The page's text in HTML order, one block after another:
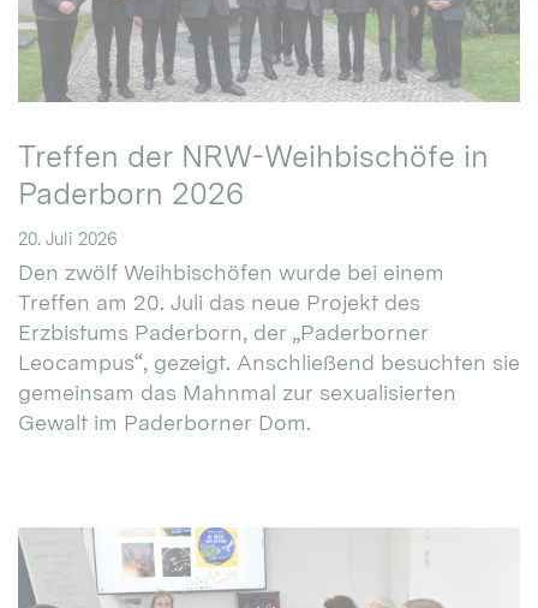
Treffen der NRW-Weihbischöfe in
Paderborn 2026
20. Juli 2026
Den zwölf Weihbischöfen wurde bei einem
Treffen am 20. Juli das neue Projekt des
Erzbistums Paderborn, der „Paderborner
Leocampus“, gezeigt. Anschließend besuchten sie
gemeinsam das Mahnmal zur sexualisierten
Gewalt im Paderborner Dom.